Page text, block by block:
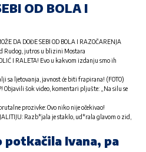
OD BOLA I
DA DOĐE SEBI OD BOLA I RAZOČARENJA
Rudog, jutros u blizini Mostara
I RALETA! Evo u kakvom izdanju smo ih
sa ljetovanja, javnost će biti frapirana! (FOTO)
Objavili šok video, komentari pljušte: „Na silu se
prozivke: Ovo niko nije očekivao!
Razb*jala je staklo, ud*rala glavom o zid,
potkačila Ivana, pa